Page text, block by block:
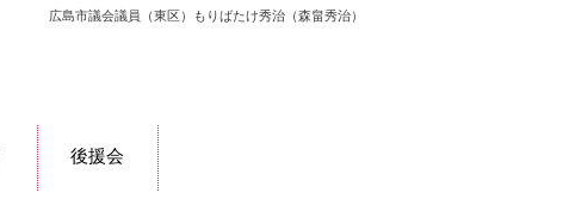
広島市議会議員（東区）もりばたけ秀治（森畠秀治）
後援会